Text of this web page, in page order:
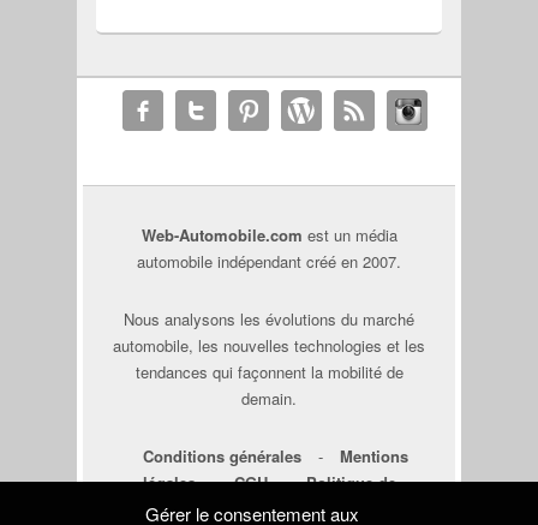
Gérer le consentement aux
Web-Automobile.com est un média
automobile indépendant créé en 2007.
Nous analysons les évolutions du marché
automobile, les nouvelles technologies et les
tendances qui façonnent la mobilité de
demain.
Conditions générales -
Mentions
légales - CGU - Politique de
cookies - Déclaration de